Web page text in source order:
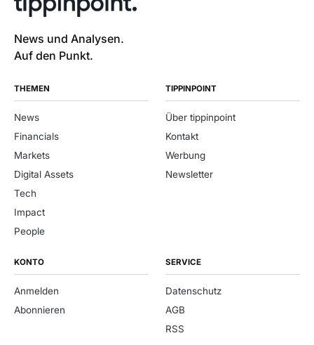
News und Analysen.
Auf den Punkt.
THEMEN
News
Financials
Markets
Digital Assets
Tech
Impact
People
TIPPINPOINT
Über tippinpoint
Kontakt
Werbung
Newsletter
KONTO
Anmelden
Abonnieren
SERVICE
Datenschutz
AGB
RSS